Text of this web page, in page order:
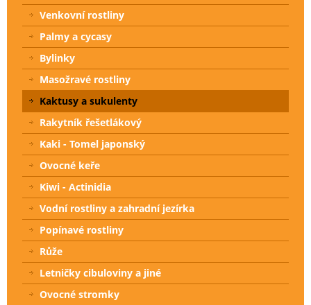
Venkovní rostliny
Palmy a cycasy
Bylinky
Masožravé rostliny
Kaktusy a sukulenty
Rakytník řešetlákový
Kaki - Tomel japonský
Ovocné keře
Kiwi - Actinidia
Vodní rostliny a zahradní jezírka
Popínavé rostliny
Růže
Letničky cibuloviny a jiné
Ovocné stromky